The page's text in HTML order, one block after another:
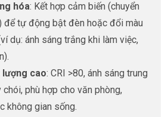
hóa: Kết hợp cảm biến (chuyển
để tự động bật đèn hoặc đổi màu
dụ: ánh sáng trắng khi làm việc,
cao: CRI >80, ánh sáng trung
phù hợp cho văn phòng,
không gian sống.